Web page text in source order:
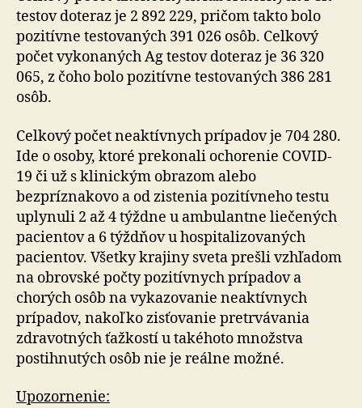
testov doteraz je 2 892 229, pričom takto bolo
pozitívne testovaných 391 026 osôb. Celkový
počet vykonaných Ag testov doteraz je 36 320
065, z čoho bolo pozitívne testovaných 386 281
osôb.
Celkový počet neaktívnych prípadov je 704 280.
Ide o osoby, ktoré prekonali ochorenie COVID-
19 či už s klinickým obrazom alebo
bezpríznakovo a od zistenia pozitívneho testu
uplynuli 2 až 4 týždne u ambulantne liečených
pacientov a 6 týždňov u hospitalizovaných
pacientov. Všetky krajiny sveta prešli vzhľadom
na obrovské počty pozitívnych prípadov a
chorých osôb na vykazovanie neaktívnych
prípadov, nakoľko zisťovanie pretrvávania
zdravotných ťažkostí u takéhoto množstva
postihnutých osôb nie je reálne možné.
Upozornenie: